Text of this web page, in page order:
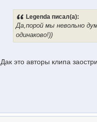
Legenda писал(а):
Да,порой мы невольно
одинаково!))
Дак это авторы клипа